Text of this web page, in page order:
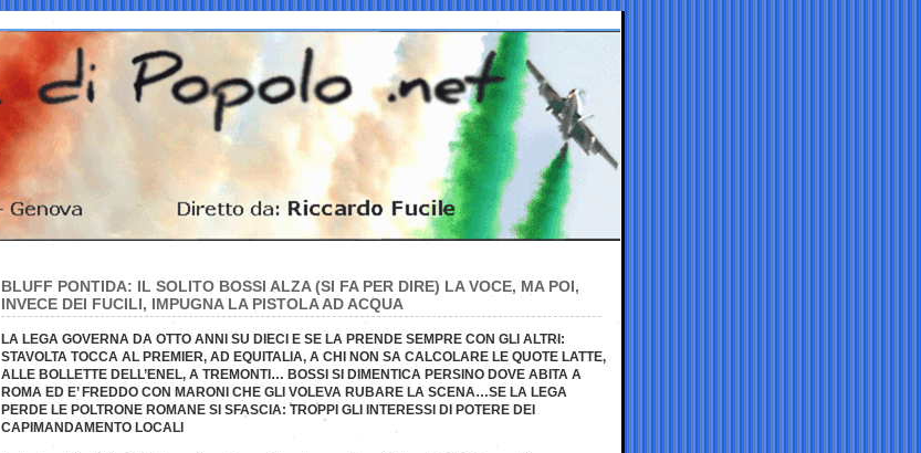
BLUFF PONTIDA: IL SOLITO BOSSI ALZA (SI FA PER DIRE) LA VOCE, MA POI,
INVECE DEI FUCILI, IMPUGNA LA PISTOLA AD ACQUA
LA LEGA GOVERNA DA OTTO ANNI SU DIECI E SE LA PRENDE SEMPRE CON GLI ALTRI:
STAVOLTA TOCCA AL PREMIER, AD EQUITALIA, A CHI NON SA CALCOLARE LE QUOTE LATTE,
ALLE BOLLETTE DELL’ENEL, A TREMONTI… BOSSI SI DIMENTICA PERSINO DOVE ABITA A
ROMA ED E’ FREDDO CON MARONI CHE GLI VOLEVA RUBARE LA SCENA…SE LA LEGA
PERDE LE POLTRONE ROMANE SI SFASCIA: TROPPI GLI INTERESSI DI POTERE DEI
CAPIMANDAMENTO LOCALI